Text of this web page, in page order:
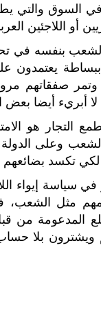
في السوق والتي
أو اللاجئين
الشعب بنفسه
ببساطة يعتمدون
صفقاتهم
أبريء أيضا بعض
التجار هو
الشعب وعلى
لكي تكسد بضائعهم
سياسة إيواء
دعمهم مثل
المدعومة
ويشترون بلا